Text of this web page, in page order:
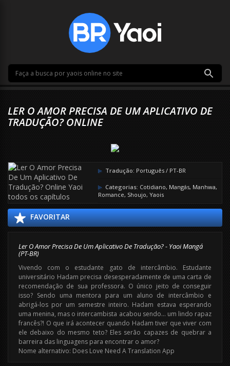
LER O AMOR PRECISA DE UM APLICATIVO DE
TRADUÇÃO? ONLINE
Tradução: Português / PT-BR
Categorias: Cotidiano, Mangás, Manhwa,
Romance, Shoujo, Yaois
FAVORITAR
Ler O Amor Precisa De Um Aplicativo De Tradução? - Yaoi Mangá
(PT-BR)
Vivendo com o estudante gato de intercâmbio. Estudante
universitário Hadam precisa desesperadamente de uma carta de
recomendação de sua professora. O único jeito de conseguir
isso? Sendo uma mentora para um aluno de intercâmbio e
abrigá-los por um semestre inteiro. Hadam estava esperando
uma menina, mas o intercambista acabou sendo… um lindo rapaz
francês?! O que irá acontecer quando Hadam tiver que viver com
ele debaixo do mesmo teto? Eles serão capazes de quebrar a
barreira das linguagens para encontrar o amor?
Nome alternativo: Does Love Need A Translation App